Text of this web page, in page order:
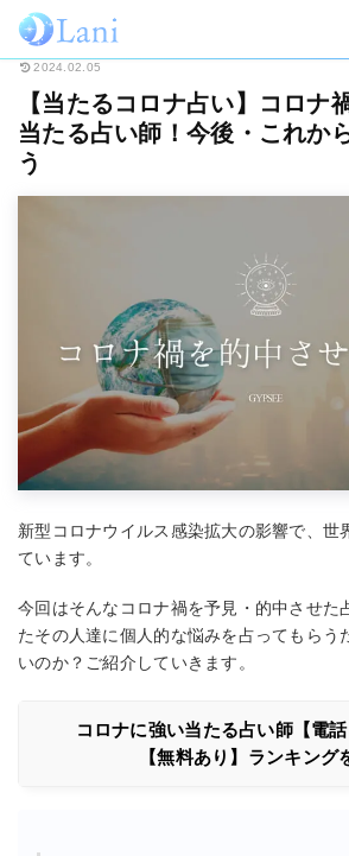
ホーム 占い 【当たるコロナ占い】コロナ禍
2024.02.05
【当たるコロナ占い】コロナ
当たる占い師！今後・これか
う
新型コロナウイルス感染拡大の影響で、世
ています。
今回はそんなコロナ禍を予見・的中させた
たその人達に個人的な悩みを占ってもらう
いのか？ご紹介していきます。
コロナに強い当たる占い師【電話
【無料あり】ランキング